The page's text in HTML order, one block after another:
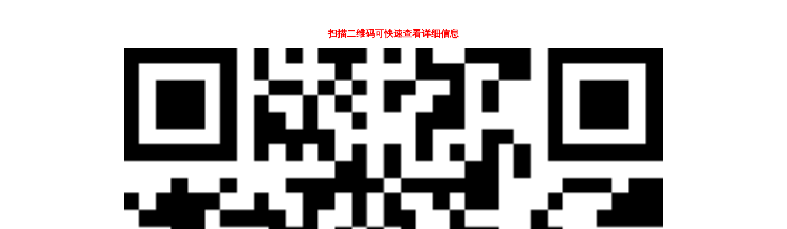
扫描二维码可快速查看详细信息